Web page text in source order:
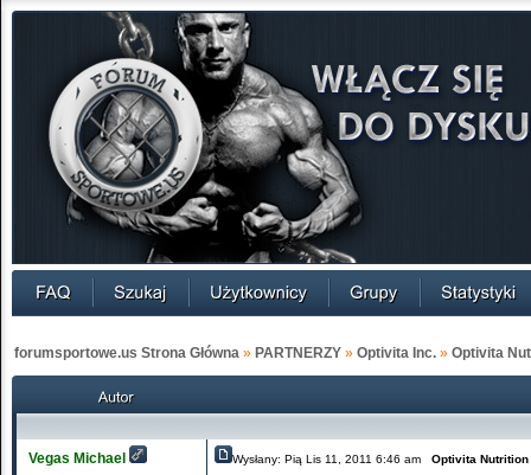
forumsportowe.us Strona Główna » PARTNERZY » Optivita Inc. » Optivita
Vegas Michael Wysłany: Pią Lis 11, 2011 6:46 am Optivita Nutrition